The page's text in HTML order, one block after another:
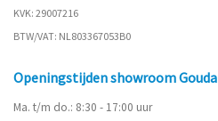
KVK: 29007216
BTW/VAT: NL803367053B0
Openingstijden showroom Gouda
Ma. t/m do.: 8:30 - 17:00 uur